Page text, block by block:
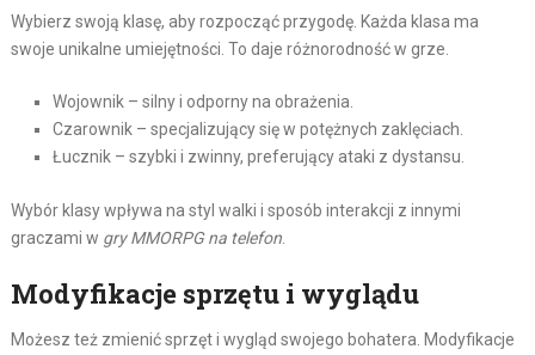
Wybierz swoją klasę, aby rozpocząć przygodę. Każda klasa ma
swoje unikalne umiejętności. To daje różnorodność w grze.
Wojownik – silny i odporny na obrażenia.
Czarownik – specjalizujący się w potężnych zaklęciach.
Łucznik – szybki i zwinny, preferujący ataki z dystansu.
Wybór klasy wpływa na styl walki i sposób interakcji z innymi
graczami w gry MMORPG na telefon.
Modyfikacje sprzętu i wyglądu
Możesz też zmienić sprzęt i wygląd swojego bohatera. Modyfikacje